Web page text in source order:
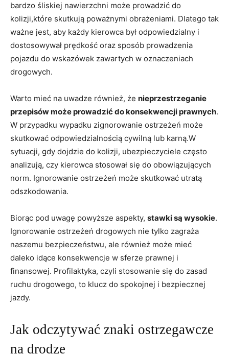
bardzo śliskiej nawierzchni⁤ może prowadzić⁣ do
kolizji,które skutkują poważnymi obrażeniami. Dlatego⁢ tak⁣
ważne jest,⁤ aby każdy kierowca ⁢był odpowiedzialny ​i
dostosowywał⁣ prędkość oraz sposób prowadzenia
pojazdu​ do wskazówek zawartych w oznaczeniach
drogowych.
Warto mieć na uwadze również, że​ nieprzestrzeganie​
przepisów⁢ może prowadzić do konsekwencji ⁣prawnych.
W ‍przypadku wypadku ‌zignorowanie ostrzeżeń może
skutkować odpowiedzialnością cywilną lub ​karną.W
sytuacji, gdy dojdzie do kolizji, ubezpieczyciele ⁤często
analizują, ‍czy kierowca‌ stosował się do⁣ obowiązujących⁤
norm. Ignorowanie ostrzeżeń ​może skutkować utratą
odszkodowania.
Biorąc pod ⁣uwagę powyższe aspekty, stawki są wysokie.
Ignorowanie ostrzeżeń drogowych nie tylko zagraża
‍naszemu⁣ bezpieczeństwu, ale również ⁤może mieć
daleko idące‍ konsekwencje⁢ w ⁤sferze prawnej i
‌finansowej. Profilaktyka, ‍czyli stosowanie się do zasad
ruchu‍ drogowego, to klucz do spokojnej i bezpiecznej
jazdy.
Jak‍ odczytywać znaki ostrzegawcze
na ​drodze